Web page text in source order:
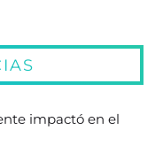
impactó en el